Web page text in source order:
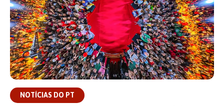
NOTÍCIAS DO PT